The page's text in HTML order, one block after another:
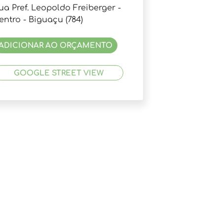
Pref. Leopoldo Freiberger -
- Biguaçu (784)
AO ORÇAMENTO
GOOGLE STREET VIEW